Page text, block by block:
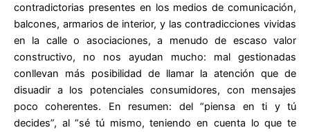
contradictorias presentes en los medios de comunicación,
balcones, armarios de interior, y las contradicciones vividas
en la calle o asociaciones, a menudo de escaso valor
constructivo, no nos ayudan mucho: mal gestionadas
conllevan más posibilidad de llamar la atención que de
disuadir a los potenciales consumidores, con mensajes
poco coherentes. En resumen: del “piensa en ti y tú
decides”, al “sé tú mismo, teniendo en cuenta lo que te